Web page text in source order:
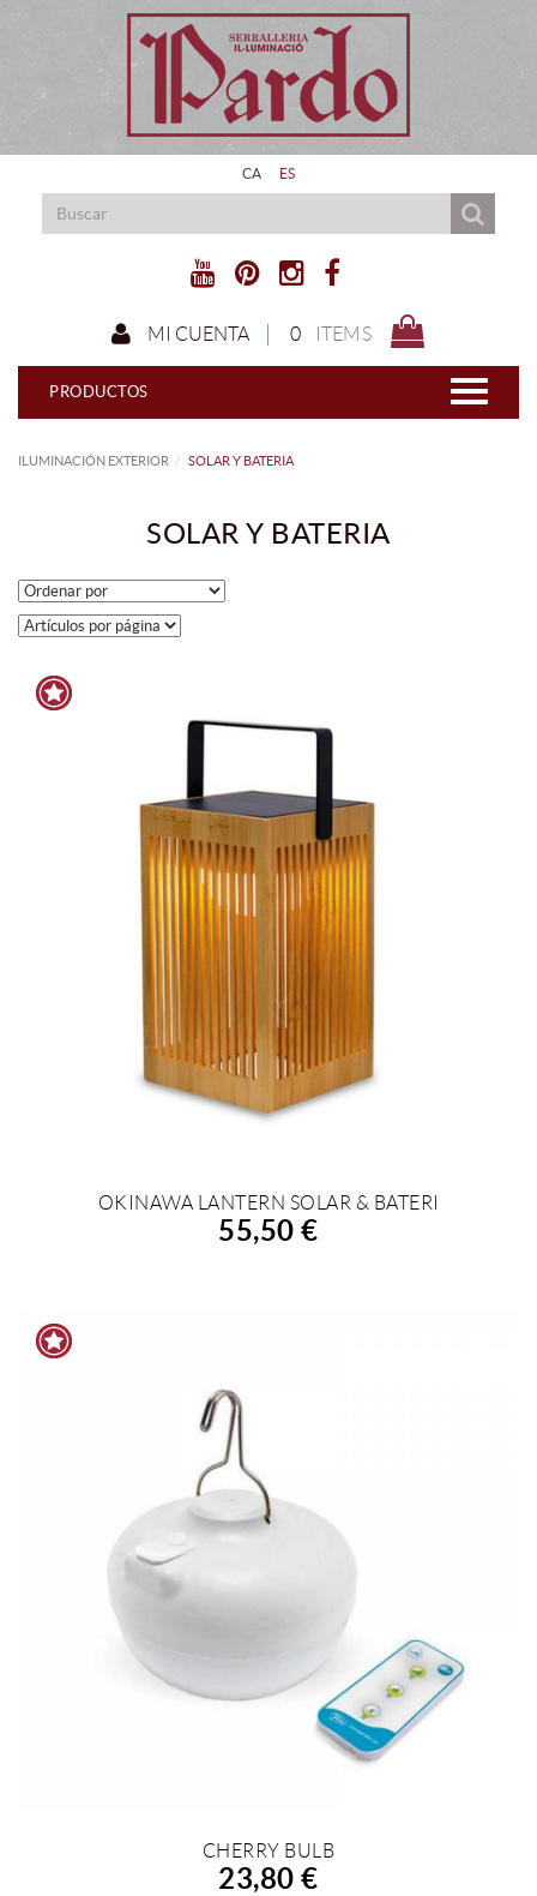
CA ES
MI CUENTA 0 ITEMS
PRODUCTOS
ILUMINACIÓN EXTERIOR SOLAR Y BATERIA
SOLAR Y BATERIA
AÑADIR A LA COMPRA
OKINAWA LANTERN SOLAR & BATERI
55,50 €
AÑADIR A LA COMPRA
CHERRY BULB
23,80 €